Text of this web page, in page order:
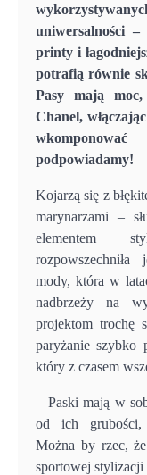
uniwersalności
printy i
potrafią równie
Pasy mają
Chanel,
podpowiadamy!
Kojarzą się z
marynarzami –
elementem
mody, która w
nadbrzeży na
projektom trochę
paryżanie szybko
który z czasem
– Paski mają w
od ich grubości,
Można by rzec,
sportowej